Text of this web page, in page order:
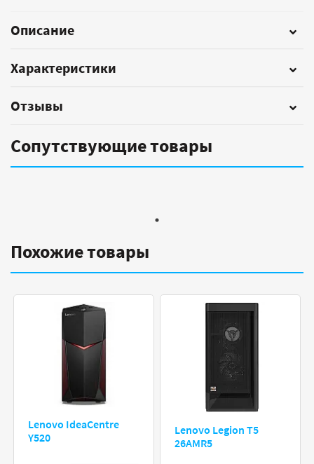
Описание
Характеристики
Отзывы
Сопутствующие товары
Похожие товары
Lenovo IdeaCentre
Y520
Lenovo Legion T5
26AMR5